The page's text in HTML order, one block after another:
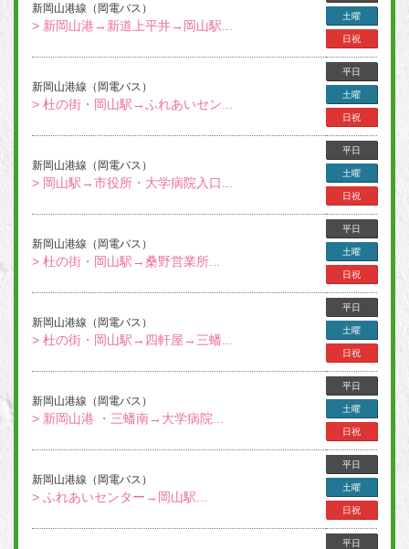
新岡山港線（岡電バス）
> 新岡山港→新道上平井→岡山駅...
土曜
日祝
新岡山港線（岡電バス）
> 杜の街・岡山駅→ふれあいセン...
平日
土曜
日祝
新岡山港線（岡電バス）
> 岡山駅→市役所・大学病院入口...
平日
土曜
日祝
新岡山港線（岡電バス）
> 杜の街・岡山駅→桑野営業所...
平日
土曜
日祝
新岡山港線（岡電バス）
> 杜の街・岡山駅→四軒屋→三蟠...
平日
土曜
日祝
新岡山港線（岡電バス）
> 新岡山港 ・三蟠南→大学病院...
平日
土曜
日祝
新岡山港線（岡電バス）
> ふれあいセンター→岡山駅...
平日
土曜
日祝
平日